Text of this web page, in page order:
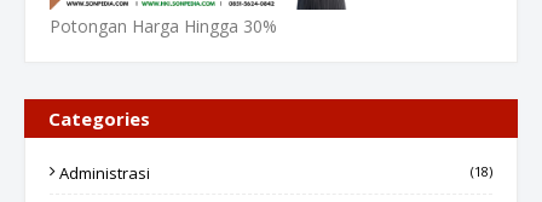
Potongan Harga Hingga 30%
Categories
Administrasi (18)